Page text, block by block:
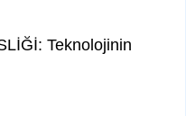
Teknolojinin